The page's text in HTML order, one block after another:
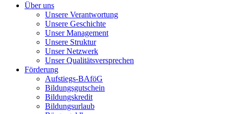
Über uns
Unsere Verantwortung
Unsere Geschichte
Unser Management
Unsere Struktur
Unser Netzwerk
Unser Qualitätsversprechen
Förderung
Aufstiegs-BAföG
Bildungsgutschein
Bildungskredit
Bildungsurlaub